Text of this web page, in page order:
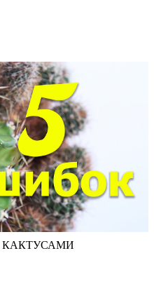
КАКТУСАМИ